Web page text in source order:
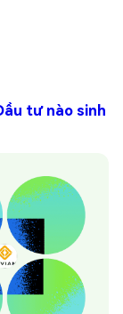
tư nào sinh